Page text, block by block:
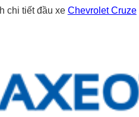
chi tiết đầu xe Chevrolet Cruze